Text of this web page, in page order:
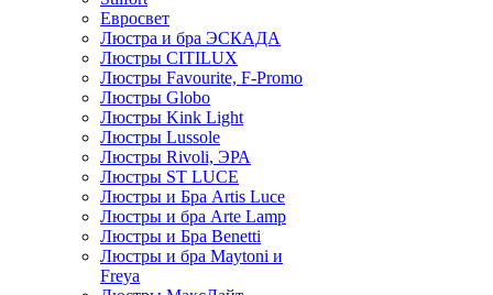
Евросвет
Люстра и бра ЭСКАДА
Люстры CITILUX
Люстры Favourite, F-Promo
Люстры Globo
Люстры Kink Light
Люстры Lussole
Люстры Rivoli, ЭРА
Люстры ST LUCE
Люстры и Бра Artis Luce
Люстры и бра Arte Lamp
Люстры и Бра Benetti
Люстры и бра Maytoni и
Freya